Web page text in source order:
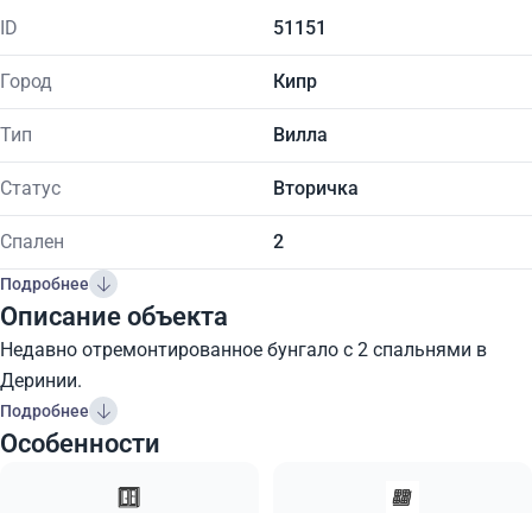
ID 51151
Город Кипр
Тип Вилла
Статус Вторичка
Спален 2
Подробнее
Описание объекта
Недавно отремонтированное бунгало с 2 спальнями в
Деринии.
Подробнее
Особенности